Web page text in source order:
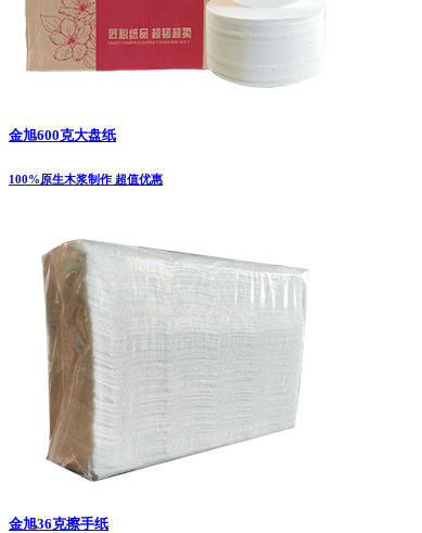
金旭600克大盘纸
100%原生木浆制作 超值优惠
金旭36克擦手纸